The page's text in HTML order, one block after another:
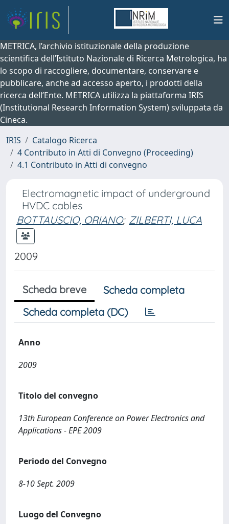
METRICA, l’archivio istituzionale della produzione
scientifica dell’Istituto Nazionale di Ricerca Metrologica, ha
lo scopo di raccogliere, documentare, conservare e
pubblicare, anche ad accesso aperto, i prodotti della
ricerca dell’Ente. METRICA utilizza la piattaforma IRIS
(Institutional Research Information System) sviluppata da
Cineca.
IRIS
Catalogo Ricerca
4 Contributo in Atti di Convegno (Proceeding)
4.1 Contributo in Atti di convegno
Electromagnetic impact of underground
HVDC cables
BOTTAUSCIO, ORIANO; ZILBERTI, LUCA
2009
Scheda breve
Scheda completa
Scheda completa (DC)
Anno
2009
Titolo del convegno
13th European Conference on Power Electronics and
Applications - EPE 2009
Periodo del Convegno
8-10 Sept. 2009
Luogo del Convegno